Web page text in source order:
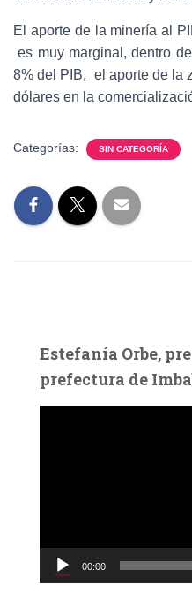
El aporte de la minería al
es muy marginal, dentro
8% del PIB, el aporte de la
dólares en la
Categorías: SIN CATEGORÍA
Estefanía Orbe,
prefectura de
c
00:00